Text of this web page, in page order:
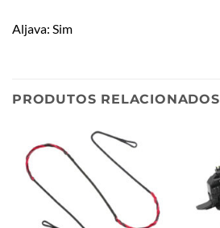
Aljava: Sim
PRODUTOS RELACIONADOS